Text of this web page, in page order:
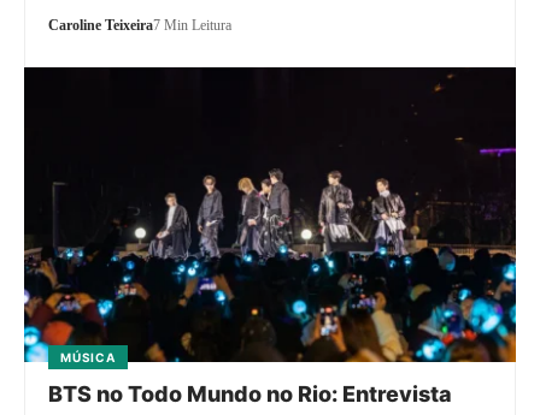
Caroline Teixeira7 Min Leitura
MÚSICA
BTS no Todo Mundo no Rio: Entrevista